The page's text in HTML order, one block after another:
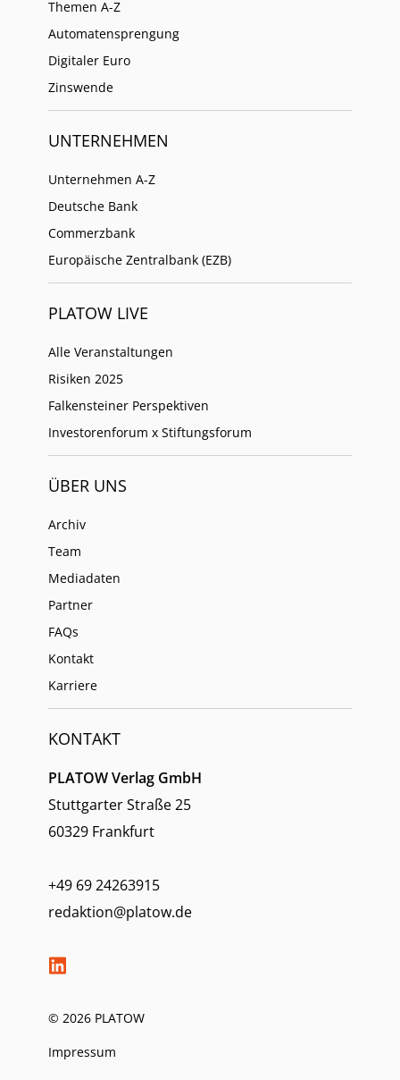
Themen A-Z
Automatensprengung
Digitaler Euro
Zinswende
UNTERNEHMEN
Unternehmen A-Z
Deutsche Bank
Commerzbank
Europäische Zentralbank (EZB)
PLATOW LIVE
Alle Veranstaltungen
Risiken 2025
Falkensteiner Perspektiven
Investorenforum x Stiftungsforum
ÜBER UNS
Archiv
Team
Mediadaten
Partner
FAQs
Kontakt
Karriere
KONTAKT
PLATOW Verlag GmbH
Stuttgarter Straße 25
60329 Frankfurt
+49 69 24263915
redaktion@platow.de
© 2026 PLATOW
Impressum